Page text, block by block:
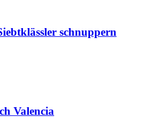
schnuppern
Valencia